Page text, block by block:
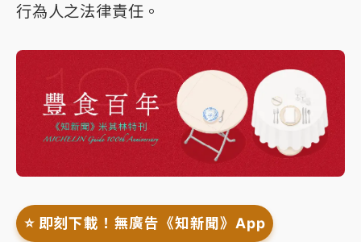
行為人之法律責任。
⭐️ 即刻下載！無廣告《知新聞》App